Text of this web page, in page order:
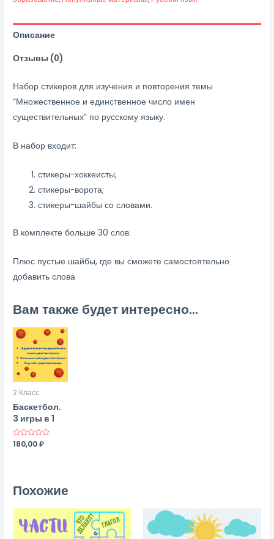
число
имен
существительных
Описание
Отзывы (0)
Набор стикеров для изучения и повторения темы
“Множественное и единственное число имен
существительных” по русскому языку.
В набор входит:
стикеры-хоккеисты;
стикеры-ворота;
стикеры-шайбы со словами.
В комплекте больше 30 слов.
Плюс пустые шайбы, где вы сможете самостоятельно
добавить слова
Вам также будет интересно…
2 Класс
Баскетбол.
3 игры в 1
Оценка
180,00₽
Похожие